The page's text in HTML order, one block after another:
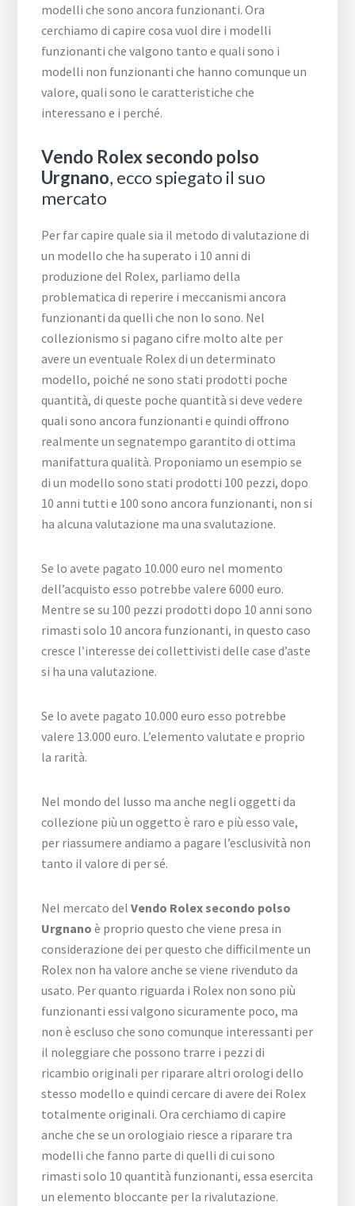
modelli che sono ancora funzionanti. Ora
cerchiamo di capire cosa vuol dire i modelli
funzionanti che valgono tanto e quali sono i
modelli non funzionanti che hanno comunque un
valore, quali sono le caratteristiche che
interessano e i perché.
Vendo Rolex secondo polso
Urgnano, ecco spiegato il suo
mercato
Per far capire quale sia il metodo di valutazione di
un modello che ha superato i 10 anni di
produzione del Rolex, parliamo della
problematica di reperire i meccanismi ancora
funzionanti da quelli che non lo sono. Nel
collezionismo si pagano cifre molto alte per
avere un eventuale Rolex di un determinato
modello, poiché ne sono stati prodotti poche
quantità, di queste poche quantità si deve vedere
quali sono ancora funzionanti e quindi offrono
realmente un segnatempo garantito di ottima
manifattura qualità. Proponiamo un esempio se
di un modello sono stati prodotti 100 pezzi, dopo
10 anni tutti e 100 sono ancora funzionanti, non si
ha alcuna valutazione ma una svalutazione.
Se lo avete pagato 10.000 euro nel momento
dell’acquisto esso potrebbe valere 6000 euro.
Mentre se su 100 pezzi prodotti dopo 10 anni sono
rimasti solo 10 ancora funzionanti, in questo caso
cresce l’interesse dei collettivisti delle case d’aste
si ha una valutazione.
Se lo avete pagato 10.000 euro esso potrebbe
valere 13.000 euro. L’elemento valutate e proprio
la rarità.
Nel mondo del lusso ma anche negli oggetti da
collezione più un oggetto è raro e più esso vale,
per riassumere andiamo a pagare l’esclusività non
tanto il valore di per sé.
Nel mercato delVendo Rolex secondo polso
Urgnano è proprio questo che viene presa in
considerazione dei per questo che difficilmente un
Rolex non ha valore anche se viene rivenduto da
usato. Per quanto riguarda i Rolex non sono più
funzionanti essi valgono sicuramente poco, ma
non è escluso che sono comunque interessanti per
il noleggiare che possono trarre i pezzi di
ricambio originali per riparare altri orologi dello
stesso modello e quindi cercare di avere dei Rolex
totalmente originali. Ora cerchiamo di capire
anche che se un orologiaio riesce a riparare tra
modelli che fanno parte di quelli di cui sono
rimasti solo 10 quantità funzionanti, essa esercita
un elemento bloccante per la rivalutazione.